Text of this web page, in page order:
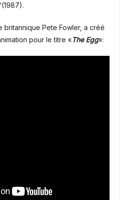
britannique Pete Fowler, a créé
pour le titre «The Egg»: